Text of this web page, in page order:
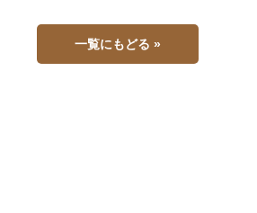
一覧にもどる »